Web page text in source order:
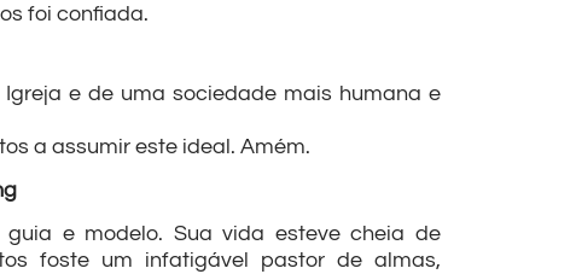
foi confiada.
e de uma sociedade mais humana e
a assumir este ideal. Amém.
e modelo. Sua vida esteve cheia de
foste um infatigável pastor de almas,